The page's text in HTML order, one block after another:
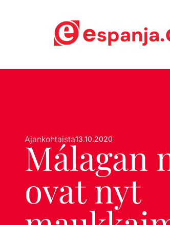
Ajankohtaista13.10.2020
Málagan
ovat nyt